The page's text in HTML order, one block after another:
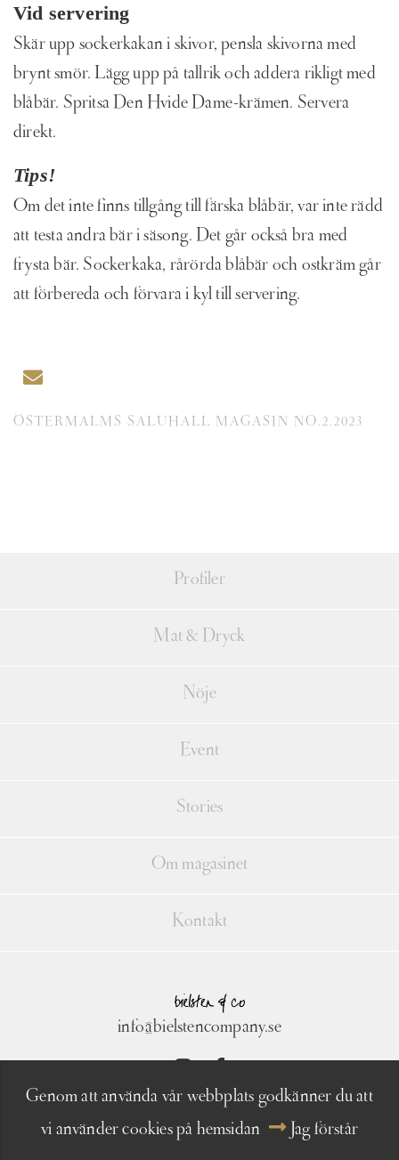
Genom att använda vår webbplats godkänner du att
vi använder cookies på hemsidan
Jag förstår
Vid servering
Skär upp sockerkakan i skivor, pensla skivorna med
brynt smör. Lägg upp på tallrik och addera rikligt med
blåbär. Spritsa Den Hvide Dame-krämen. Servera
direkt.
Tips!
Om det inte finns tillgång till färska blåbär, var inte rädd
att testa andra bär i säsong. Det går också bra med
frysta bär. Sockerkaka, rårörda blåbär och ostkräm går
att förbereda och förvara i kyl till servering.
ÖSTERMALMS SALUHALL MAGASIN NO.2.2023
Profiler
Mat & Dryck
Nöje
Event
Stories
Om magasinet
Kontakt
info@bielstencompany.se
2026 COPYRIGHT © BIELSTEN & CO AB